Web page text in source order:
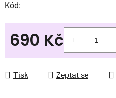
Kód:
690 Kč
Tisk Zeptat se